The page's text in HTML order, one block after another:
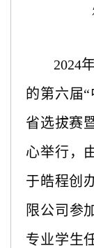
2024
的第六届
省选拔赛
心举行，
于皓程创
限公司参
专业学生